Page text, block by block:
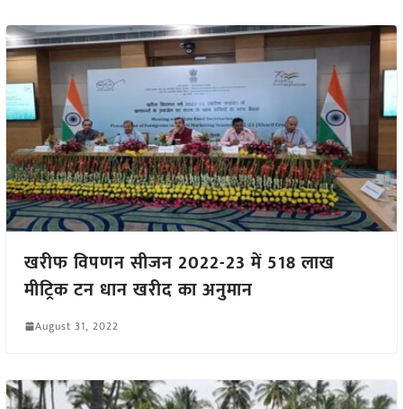
खरीफ विपणन सीजन 2022-23 में 518 लाख
मीट्रिक टन धान खरीद का अनुमान
August 31, 2022